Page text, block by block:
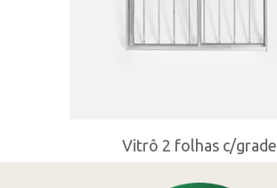
Vitrô 2 folhas c/grade